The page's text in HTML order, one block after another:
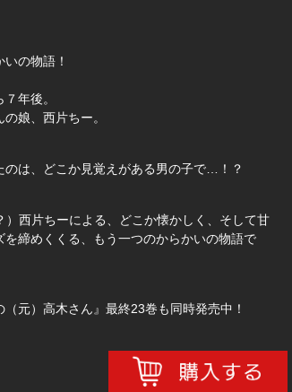
の物語！
年後。
娘、西片ちー。
は、どこか見覚えがある男の子で…！？
西片ちーによる、どこか懐かしく、そして甘
締めくくる、もう一つのからかいの物語で
元）高木さん』最終23巻も同時発売中！